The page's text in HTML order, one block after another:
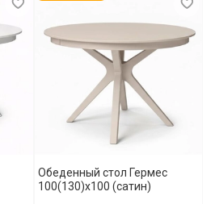
Обеденный стол Гермес
100(130)x100 (сатин)